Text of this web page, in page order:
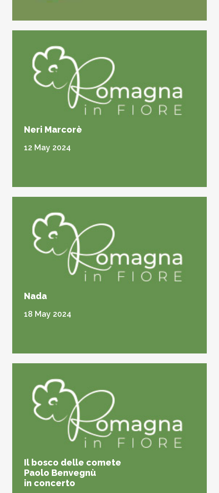
Neri Marcorè
12 May 2024
Nada
18 May 2024
Il bosco delle comete
Paolo Benvegnù
in concerto